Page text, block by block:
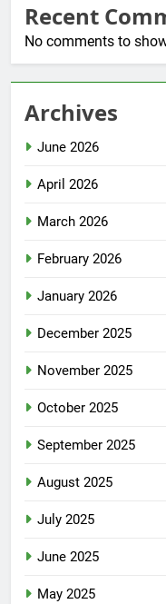
Recent
No comments to
Archives
June 2026
April 2026
March 2026
February 2026
January 2026
December 2025
November 2025
October 2025
September 2025
August 2025
July 2025
June 2025
May 2025